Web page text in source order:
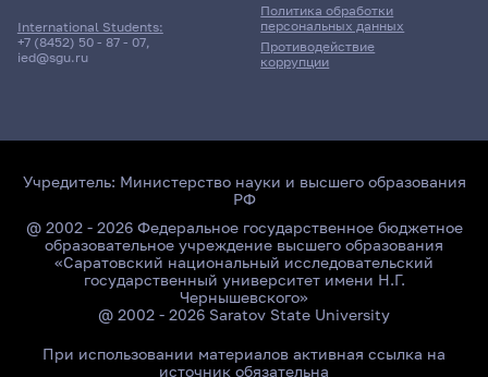
International Students:
+7 (8452) 50 - 87 - 07,
ied@sgu.ru
Политика обработки
персональных данных
Противодействие
коррупции
Учредитель: Министерство науки и высшего образования
РФ
@ 2002 - 2026 Федеральное государственное бюджетное
образовательное учреждение высшего образования
«Саратовский национальный исследовательский
государственный университет имени Н.Г.
Чернышевского»
@ 2002 - 2026 Saratov State University
При использовании материалов активная ссылка на
источник обязательна